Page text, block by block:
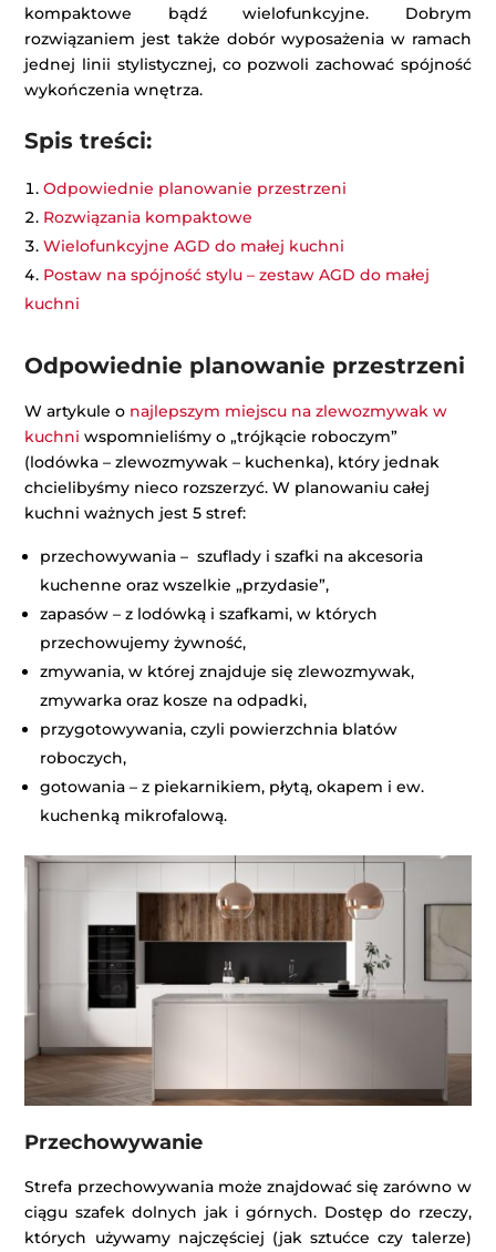
kompaktowe bądź wielofunkcyjne. Dobrym
rozwiązaniem jest także dobór wyposażenia w ramach
jednej linii stylistycznej, co pozwoli zachować spójność
wykończenia wnętrza.
Spis treści:
Odpowiednie planowanie przestrzeni
Rozwiązania kompaktowe
Wielofunkcyjne AGD do małej kuchni
Postaw na spójność stylu – zestaw AGD do małej
kuchni
Odpowiednie planowanie przestrzeni
W artykule o najlepszym miejscu na zlewozmywak w
kuchni wspomnieliśmy o „trójkącie roboczym”
(lodówka – zlewozmywak – kuchenka), który jednak
chcielibyśmy nieco rozszerzyć. W planowaniu całej
kuchni ważnych jest 5 stref:
przechowywania – szuflady i szafki na akcesoria
kuchenne oraz wszelkie „przydasie”,
zapasów – z lodówką i szafkami, w których
przechowujemy żywność,
zmywania, w której znajduje się zlewozmywak,
zmywarka oraz kosze na odpadki,
przygotowywania, czyli powierzchnia blatów
roboczych,
gotowania – z piekarnikiem, płytą, okapem i ew.
kuchenką mikrofalową.
Przechowywanie
Strefa przechowywania może znajdować się zarówno w
ciągu szafek dolnych jak i górnych. Dostęp do rzeczy,
których używamy najczęściej (jak sztućce czy talerze)